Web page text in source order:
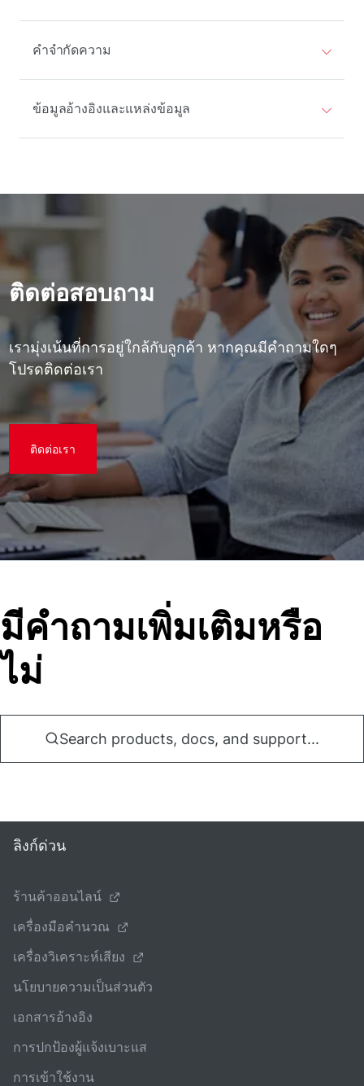
คําจํากัดความ
ข้อมูลอ้างอิงและแหล่งข้อมูล
ติดต่อสอบถาม
เรามุ่งเน้นที่การอยู่ใกล้กับลูกค้า หากคุณมีคําถามใดๆ
โปรดติดต่อเรา
ติดต่อเรา
มีคําถามเพิ่มเติมหรือ
ไม่
Search products, docs, and support...
ลิงก์ด่วน
ร้านค้าออนไลน์
เครื่องมือคํานวณ
เครื่องวิเคราะห์เสียง
นโยบายความเป็นส่วนตัว
เอกสารอ้างอิง
การปกป้องผู้แจ้งเบาะแส
การเข้าใช้งาน